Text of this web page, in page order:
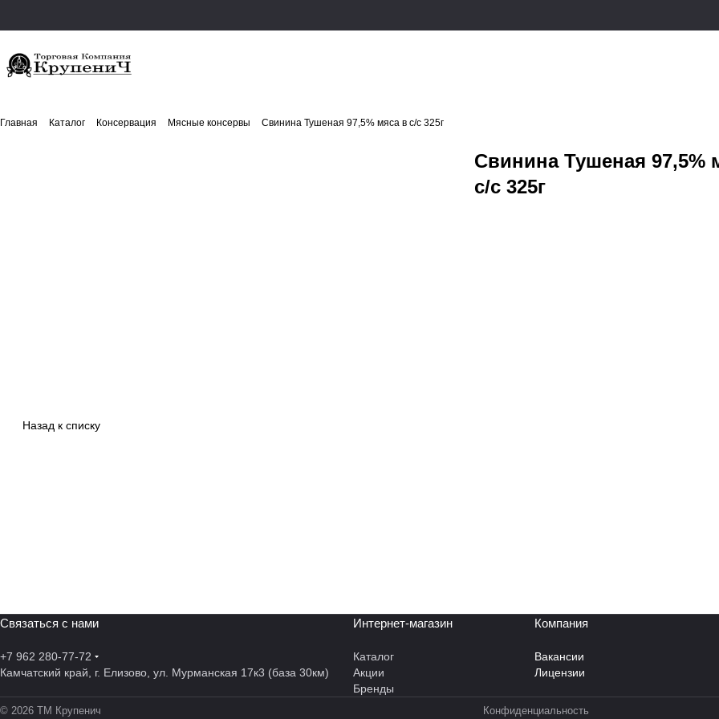
Главная Каталог Консервация Мясные консервы Свинина Тушеная 97,5% мяса в с/с 325г
Свинина Тушеная 97,5%
с/с 325г
Назад к списку
Связаться с нами
+7 962 280-77-72
Камчатский край, г. Елизово, ул. Мурманская 17к3 (база 30км)
Интернет-магазин
Каталог
Акции
Бренды
Компания
Вакансии
Лицензии
© 2026 ТМ Крупенич Конфиденциальность